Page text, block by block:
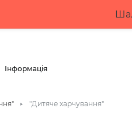
Купуй зараз, плати
Інформація
"Дитяче харчування"